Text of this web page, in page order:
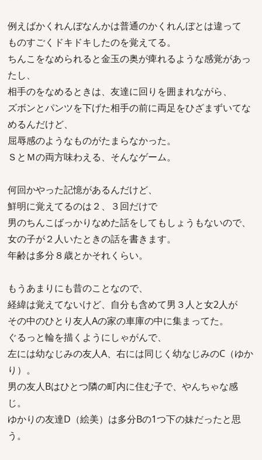
例えばかくれんぼなんかは普通のかくれんぼとは違って
ものすごくドキドキしたのを覚えてる。
ちんこをなめられると金玉の奥が痺れるような感覚があっ
たし、
相手のをなめるときは、友達に回りを囲まれながら、
ズボンとパンツを下げた相手の前に両足をひざまずいてな
めるんだけど、
屈辱感のようなものがたまらなかった。
ＳとＭの両方味わえる、そんなゲーム。
何回かやった記憶があるんだけど、
鮮明に覚えてるのは２、３回だけで
男のちんこばっかりなめた話をしてもしょうもないので、
女の子が２人いたときの話を書きます。
年齢は多分８歳とかそれくらい。
もうあまりにも昔のことなので、
経緯は覚えてないけど、自分も含めて男３人と女2人が
その中のひとり友人Aの家の車庫の中に集まってた。
ぐるっと輪を描くようにしゃがんで、
左には幼なじみの友人A、右には同じく幼なじみのC（ゆか
り）。
男の友人Bはひとつ隣の町内に住む子で、やんちゃな感
じ。
ゆかりの友達D（絵美）は多分Bの1つ下の妹だったと思
う。